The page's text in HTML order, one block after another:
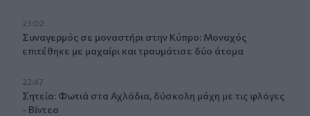
23:02
Συναγερμός σε μοναστήρι στην Κύπρο: Μοναχός
επιτέθηκε με μαχαίρι και τραυμάτισε δύο άτομα
22:47
Σητεία: Φωτιά στα Αχλάδια, δύσκολη μάχη με τις φλόγες
- Βίντεο